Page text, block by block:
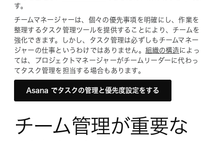
す。
チームマネージャーは、個々の優先事項を明確にし、作業を
整理するタスク管理ツールを提供することにより、チームを
強化できます。しかし、タスク管理は必ずしもチームマネー
ジャーの仕事というわけではありません。 組織の構造 によっ
ては、プロジェクトマネージャーがチームリーダーに代わっ
てタスク管理を担当する場合もあります。
Asana でタスクの管理と優先度設定をする
チーム管理が重要な